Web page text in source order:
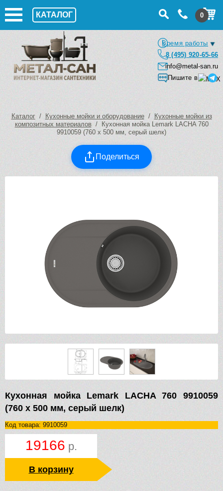
КАТАЛОГ 0
Время работы
8 (495) 920-65-66
info@metal-san.ru
Пишите в
Каталог/ Кухонные мойки и оборудование/
Кухонные мойки из
композитных материалов/ Кухонная мойка Lemark LACHA 760
9910059 (760 х 500 мм, серый шелк)
Поделиться
Кухонная мойка Lemark LACHA 760 9910059
(760 х 500 мм, серый шелк)
Код товара: 9910059
19166 р.
В корзину